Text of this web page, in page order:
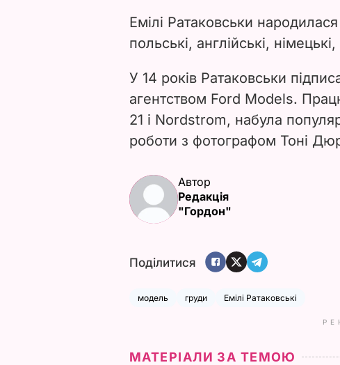
Емілі Ратаковськи
польські, англійські,
У 14 років Ратаковськи
агентством Ford Models.
21 і Nordstrom, набула
роботи з фотографом Тоні
Автор
Редакція
"Гордон"
Поділитися
модель груди Емілі Ратаковські
МАТЕРІАЛИ ЗА ТЕМОЮ